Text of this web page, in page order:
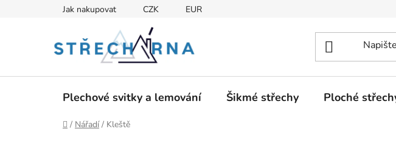
Jak nakupovat CZK EUR
Plechové svitky a lemování Šikmé střechy Ploché
Domů
/ Nářadí / Kleště